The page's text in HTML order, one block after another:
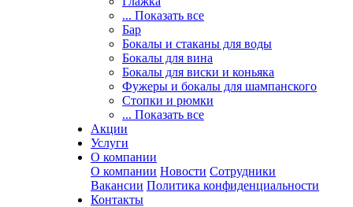
... Показать все
Бар
Бокалы и стаканы для воды
Бокалы для вина
Бокалы для виски и коньяка
Фужеры и бокалы для шампанского
Стопки и рюмки
... Показать все
Акции
Услуги
О компании
О компании Новости Сотрудники
Вакансии Политика конфиденциальности
Контакты